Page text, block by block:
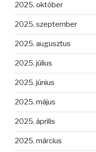
2025. október
2025. szeptember
2025. augusztus
2025. július
2025. június
2025. május
2025. április
2025. március